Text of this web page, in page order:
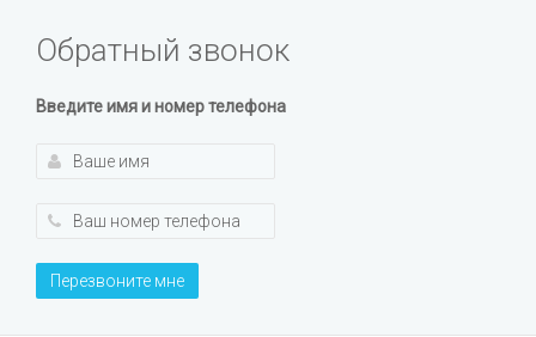
Обратный звонок
Введите имя и номер телефона
Перезвоните мне